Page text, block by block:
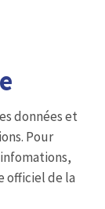
données et
Pour
officiel de la